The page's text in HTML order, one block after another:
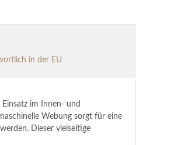
in der EU
im Innen- und
Webung sorgt für eine
Dieser vielseitige